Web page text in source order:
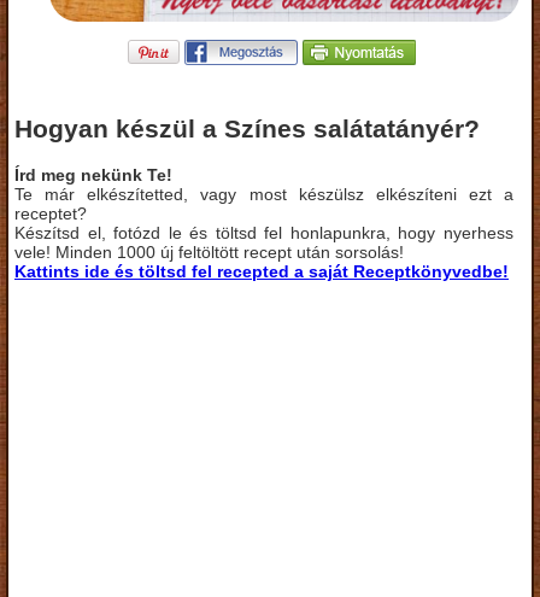
Hogyan készül a Színes salátatányér?
Írd meg nekünk Te!
Te már elkészítetted, vagy most készülsz elkészíteni ezt a
receptet?
Készítsd el, fotózd le és töltsd fel honlapunkra, hogy nyerhess
vele! Minden 1000 új feltöltött recept után sorsolás!
Kattints ide és töltsd fel recepted a saját Receptkönyvedbe!